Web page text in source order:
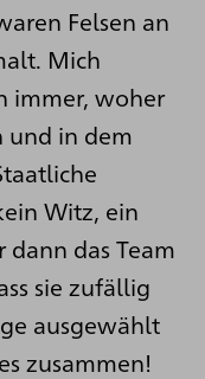
Felsen an
Mich
immer, woher
und in dem
Witz, ein
dann das Team
sie zufällig
ausgewählt
zusammen!